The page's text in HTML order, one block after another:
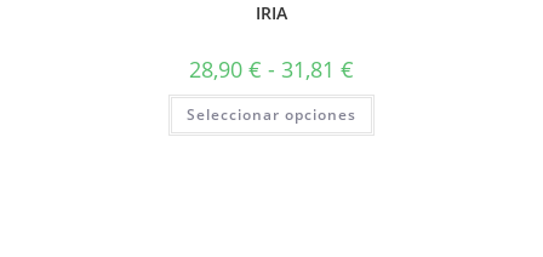
IRIA
28,90 € - 31,81 €
Seleccionar opciones